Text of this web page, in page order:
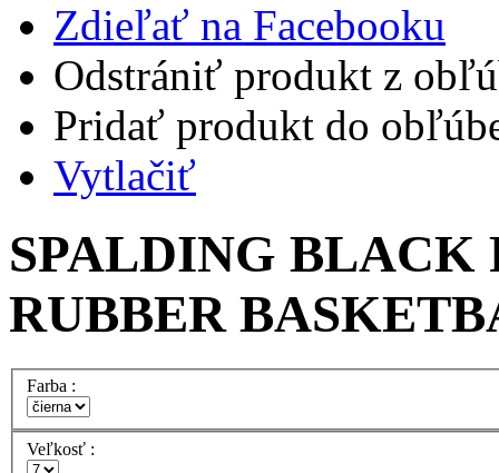
Zdieľať na Facebooku
Odstrániť produkt z
Pridať produkt do
Vytlačiť
SPALDING BLACK
RUBBER
Farba :
Veľkosť :